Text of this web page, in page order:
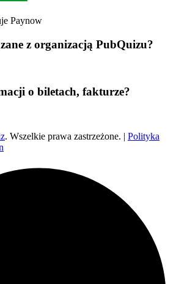
Paynow
z organizacją PubQuizu?
o biletach, fakturze?
. Wszelkie prawa zastrzeżone. | Polityka